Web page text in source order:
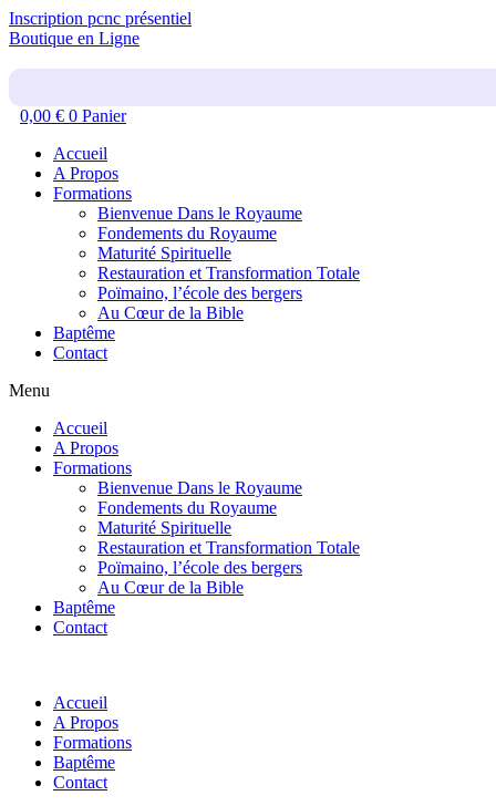
Inscription pcnc présentiel
Boutique en Ligne
0,00 € 0 Panier
Accueil
A Propos
Formations
Bienvenue Dans le Royaume
Fondements du Royaume
Maturité Spirituelle
Restauration et Transformation Totale
Poïmaino, l’école des bergers
Au Cœur de la Bible
Baptême
Contact
Menu
Accueil
A Propos
Formations
Bienvenue Dans le Royaume
Fondements du Royaume
Maturité Spirituelle
Restauration et Transformation Totale
Poïmaino, l’école des bergers
Au Cœur de la Bible
Baptême
Contact
Accueil
A Propos
Formations
Baptême
Contact